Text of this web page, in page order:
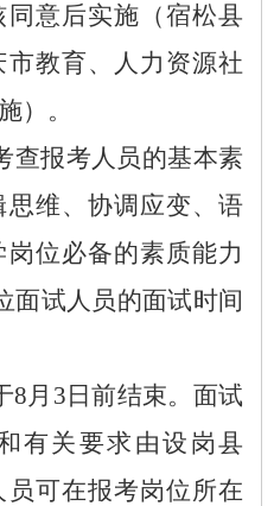
意后实施（宿松县
教育、人力资源社
）。
查报考人员的基本素
维、协调应变、语
位必备的素质能力
面试人员的面试时间
8月3日前结束。面试
有关要求由设岗县
员可在报考岗位所在